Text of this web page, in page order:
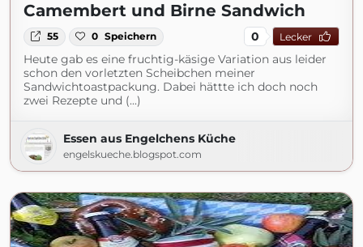
Camembert und Birne Sandwich
55 0 Speichern 0 Lecker
Heute gab es eine fruchtig-käsige Variation aus leider
schon den vorletzten Scheibchen meiner
Sandwichtoastpackung. Dabei hättte ich doch noch
zwei Rezepte und (...)
Essen aus Engelchens Küche
engelskueche.blogspot.com